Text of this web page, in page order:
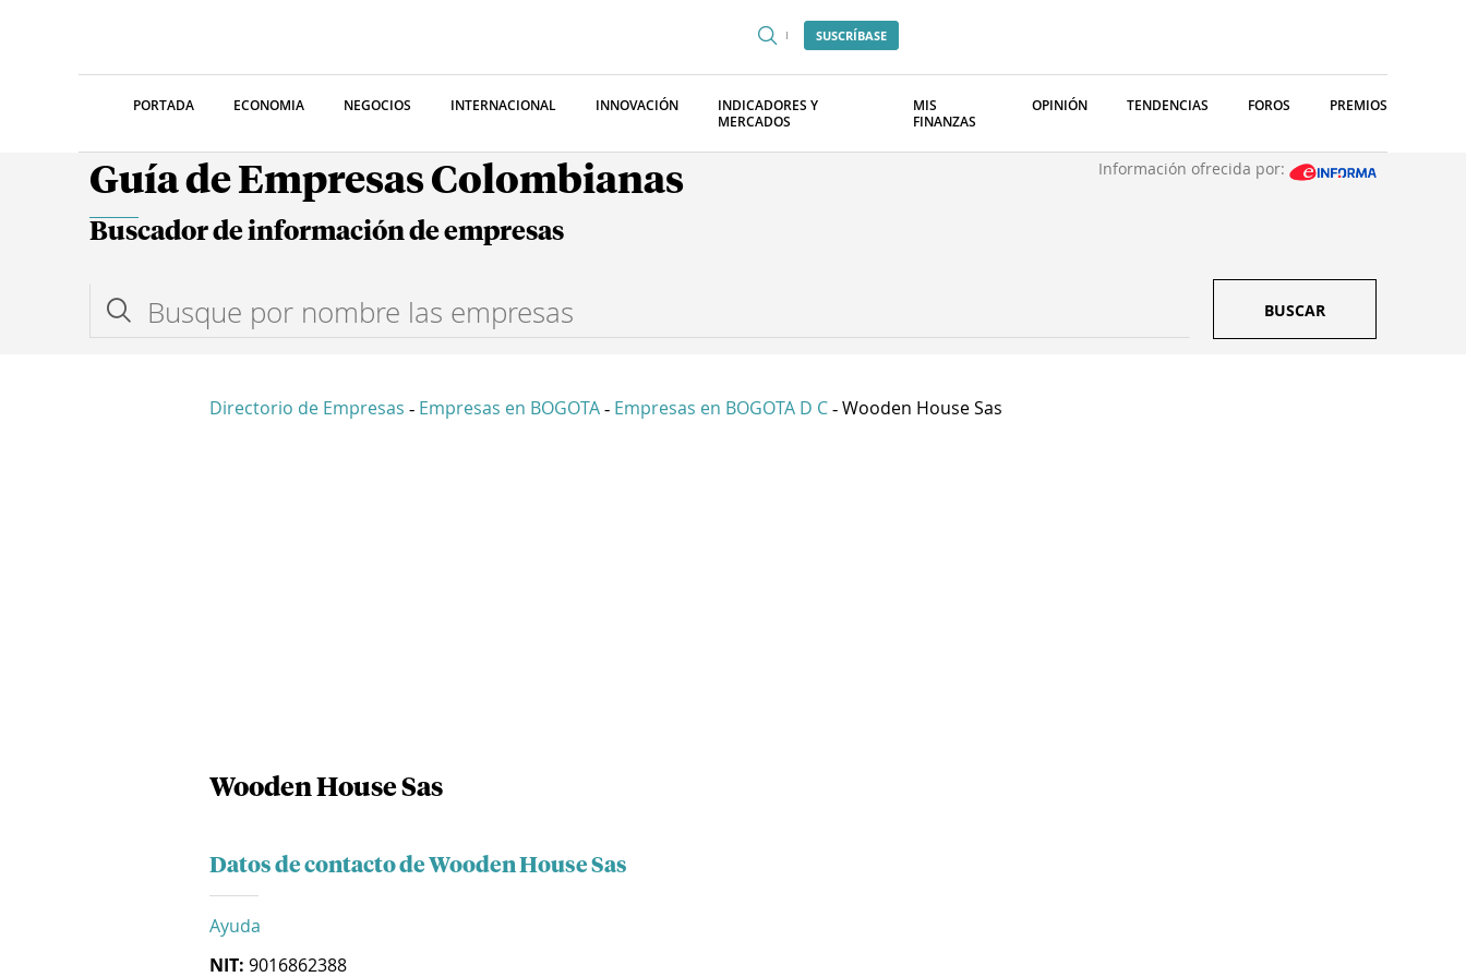
SUSCRÍBASE
PORTADA ECONOMIA NEGOCIOS INTERNACIONAL INNOVACIÓN
INDICADORES Y
MERCADOS
MIS
FINANZAS
OPINIÓN TENDENCIAS FOROS PREMIOS
Guía de Empresas Colombianas Información ofrecida por:
Buscador de información de empresas
BUSCAR
Directorio de Empresas - Empresas en BOGOTA - Empresas en BOGOTA D C - Wooden House Sas
Wooden House Sas
Datos de contacto de Wooden House Sas
Ayuda
NIT: 9016862388